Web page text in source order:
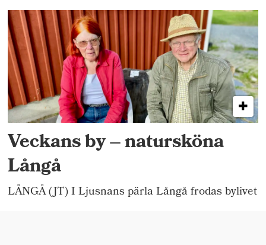
Veckans by – natursköna
Långå
LÅNGÅ (JT) I Ljusnans pärla Långå frodas bylivet